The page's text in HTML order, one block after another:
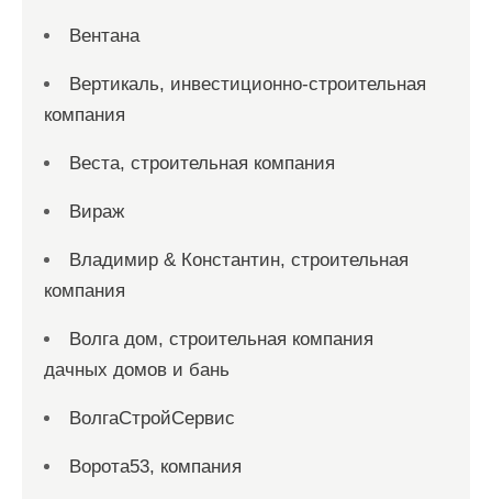
Вентана
Вертикаль, инвестиционно-строительная
компания
Веста, строительная компания
Вираж
Владимир & Константин, строительная
компания
Волга дом, строительная компания
дачных домов и бань
ВолгаСтройСервис
Ворота53, компания